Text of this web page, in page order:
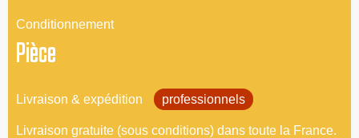
Conditionnement
Pièce
Livraison & expédition professionnels
Livraison gratuite (sous conditions) dans toute la France.